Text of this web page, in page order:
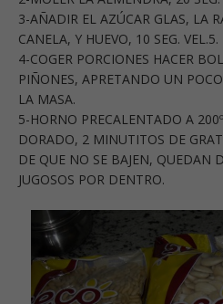
3-AÑADIR EL AZÚCAR GLAS, LA
CANELA, Y HUEVO, 10 SEG. VEL.5.
4-COGER PORCIONES HACER
PIÑONES, APRETANDO UN
LA MASA.
5-HORNO PRECALENTADO A
DORADO, 2 MINUTITOS DE
DE QUE NO SE BAJEN, QUEDAN
JUGOSOS POR DENTRO.